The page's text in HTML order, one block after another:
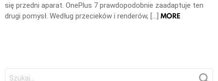
się przedni aparat. OnePlus 7 prawdopodobnie zaadaptuje ten
drugi pomysł. Według przecieków i renderów, […] MORE
Szukaj: